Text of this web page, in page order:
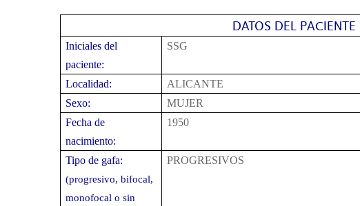
DATOS DEL PACIENTE
Iniciales del
paciente:
SSG
Localidad:
ALICANTE
Sexo:
MUJER
Fecha de
nacimiento:
1950
Tipo de gafa:
(progresivo, bifocal,
monofocal o sin
PROGRESIVOS